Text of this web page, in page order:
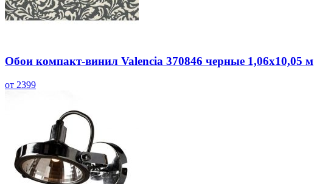
Обои компакт-винил Valencia 370846 черные 1,06х10,05 м
от 2399